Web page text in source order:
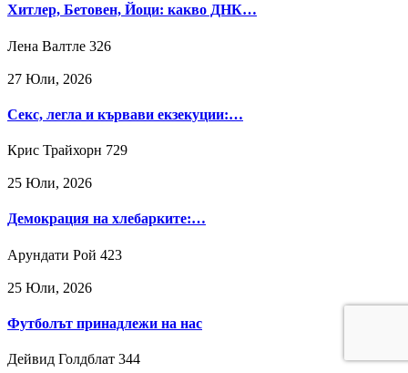
Хитлер, Бетовен, Йоци: какво ДНК…
Лена Валтле 326
27 Юли, 2026
Секс, легла и кървави екзекуции:…
Крис Трайхорн 729
25 Юли, 2026
Демокрация на хлебарките:…
Арундати Рой 423
25 Юли, 2026
Футболът принадлежи на нас
Дейвид Голдблат 344